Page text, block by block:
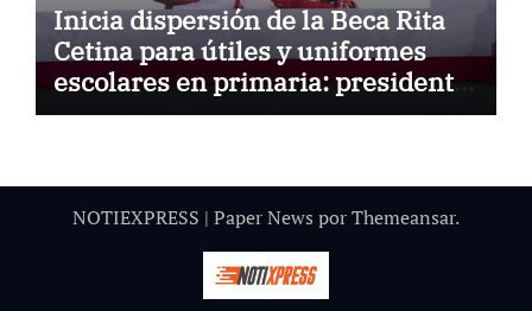
Inicia dispersión de la Beca Rita
Cetina para útiles y uniformes
escolares en primaria: presidenta
Claudia Sheinbaum
NOTIEXPRESS | Paper News porThemeansar.